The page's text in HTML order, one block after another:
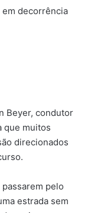
em decorrência
Beyer, condutor
que muitos
direcionados
pelo
estrada sem